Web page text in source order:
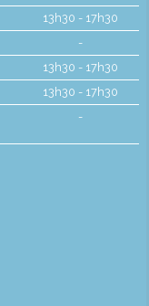
13h30 - 17h30
-
13h30 - 17h30
13h30 - 17h30
-